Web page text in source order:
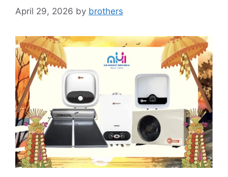
April 29, 2026 by brothers